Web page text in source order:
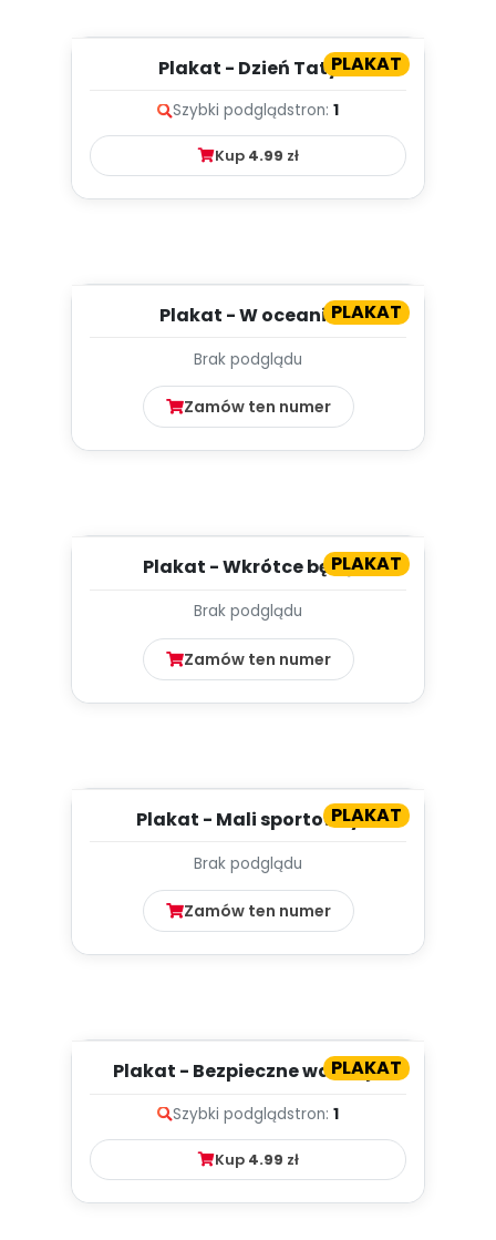
PLAKAT
Plakat - Dzień Taty
Szybki podglądstron: 1
Kup 4.99 zł
PLAKAT
Plakat - W oceanie
Brak podglądu
Zamów ten numer
PLAKAT
Plakat - Wkrótce będę
Brak podglądu
Zamów ten numer
PLAKAT
Plakat - Mali sportowcy
Brak podglądu
Zamów ten numer
PLAKAT
Plakat - Bezpieczne wakacje
Szybki podglądstron: 1
Kup 4.99 zł